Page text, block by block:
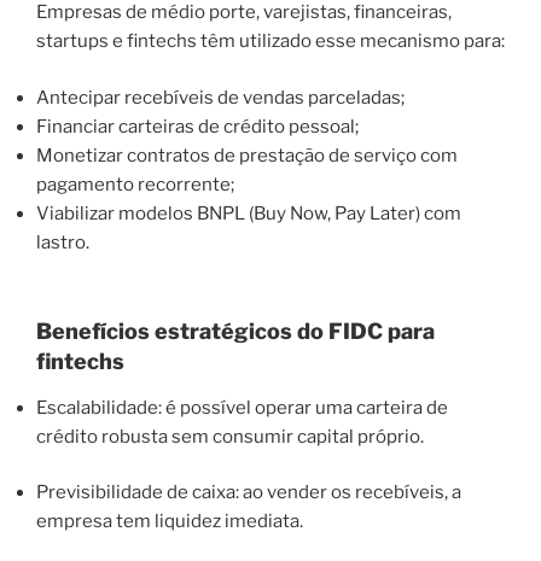
Empresas de médio porte, varejistas, financeiras,
startups e fintechs têm utilizado esse mecanismo para:
Antecipar recebíveis de vendas parceladas;
Financiar carteiras de crédito pessoal;
Monetizar contratos de prestação de serviço com
pagamento recorrente;
Viabilizar modelos BNPL (Buy Now, Pay Later) com
lastro.
Benefícios estratégicos do FIDC para
fintechs
Escalabilidade: é possível operar uma carteira de
crédito robusta sem consumir capital próprio.
Previsibilidade de caixa: ao vender os recebíveis, a
empresa tem liquidez imediata.